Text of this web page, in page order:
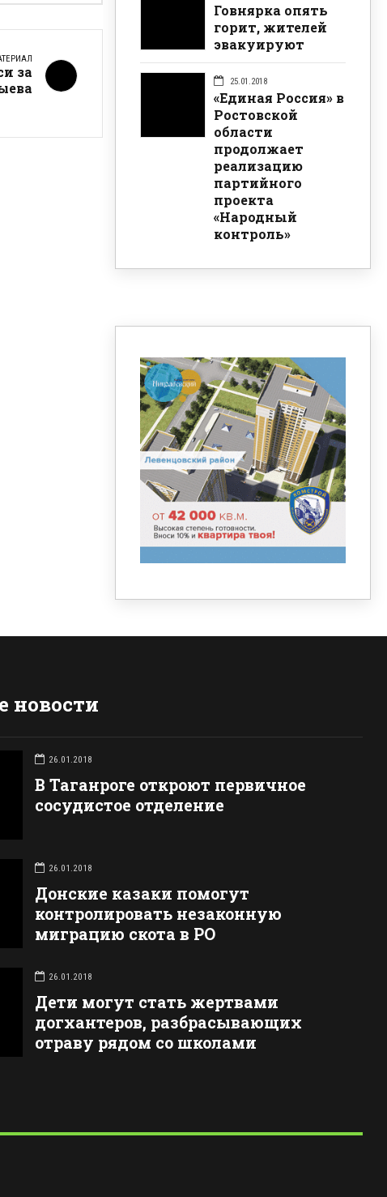
за
Говнярка опять
горит, жителей
эвакуируют
25.01.2018
«Единая Россия» в
Ростовской
области
продолжает
реализацию
партийного
проекта
«Народный
контроль»
новости
26.01.2018
В Таганроге откроют первичное
сосудистое отделение
26.01.2018
Донские казаки помогут
контролировать незаконную
миграцию скота в РО
26.01.2018
Дети могут стать жертвами
догхантеров, разбрасывающих
отраву рядом со школами